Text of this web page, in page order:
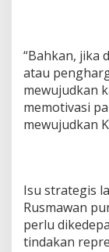
“Bahkan, jika
atau
mewujudkan
memotivasi
mewujudkan
Isu strategis
Rusmawan
perlu
tindakan